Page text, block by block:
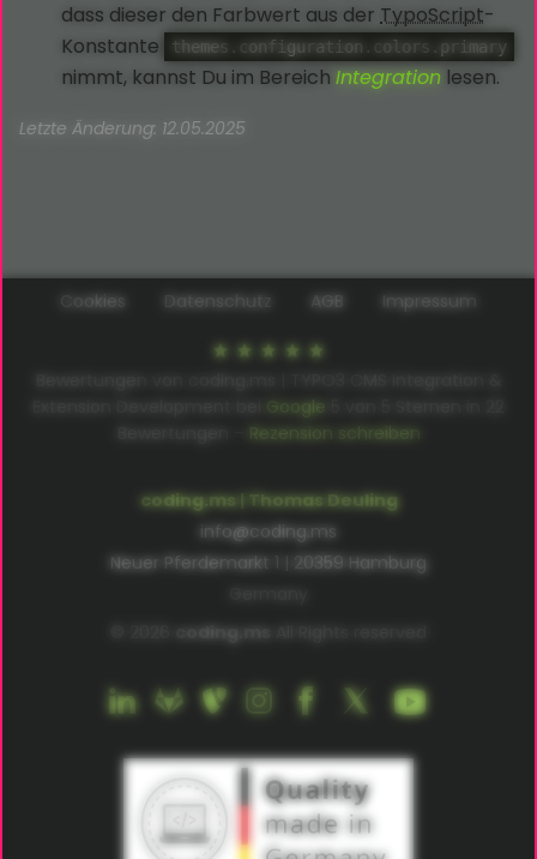
dass dieser den Farbwert aus derTypoScript-
Konstante
themes.configuration.colors.primary
nimmt, kannst Du im BereichIntegration lesen.
Letzte Änderung: 12.05.2025
coding.ms | Thomas Deuling
info@coding.ms
Neuer Pferdemarkt 1 | 20359 Hamburg
coding.ms
Cookies Datenschutz AGB Impressum
Bewertungen von coding.ms | TYPO3 CMS Integration &
Google
Bewertungen – Rezension schreiben